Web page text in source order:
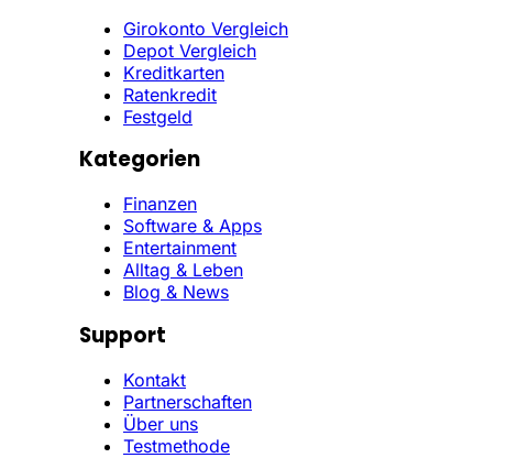
Girokonto Vergleich
Depot Vergleich
Kreditkarten
Ratenkredit
Festgeld
Kategorien
Finanzen
Software & Apps
Entertainment
Alltag & Leben
Blog & News
Support
Kontakt
Partnerschaften
Über uns
Testmethode